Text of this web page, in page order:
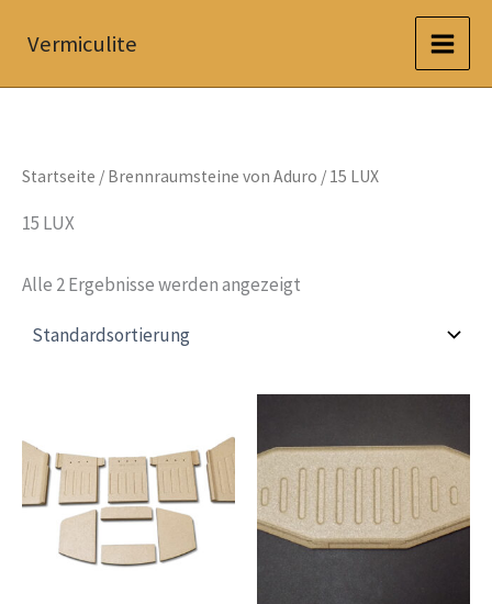
InhaltVermiculite
Startseite / Brennraumsteine von Aduro / 15 LUX
15 LUX
Alle 2 Ergebnisse werden angezeigt